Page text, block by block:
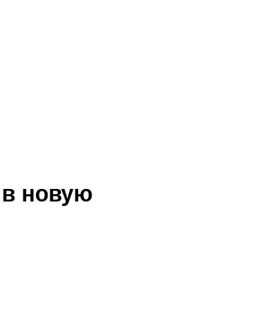
новую